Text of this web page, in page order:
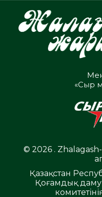
«Сыр
© 2026 .
Қазақстан
Қоғамдық даму